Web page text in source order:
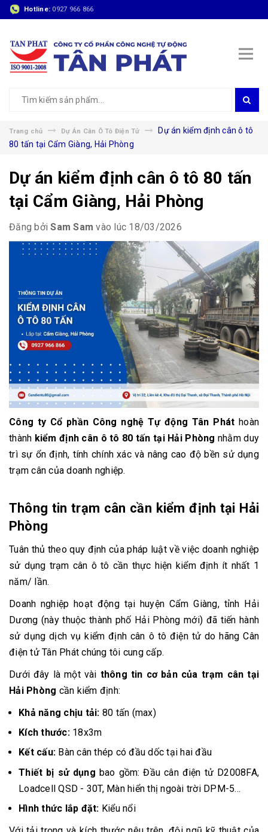
Hotline: 0927 966 866
Trang chủ Dự Án Cân Ô Tô Điện Tử
Dự án kiểm định cân ô tô
80 tấn tại Cẩm Giàng, Hải Phòng
Dự án kiểm định cân ô tô 80 tấn
tại Cẩm Giàng, Hải Phòng
Đăng bởiSam Sam vào lúc 18/03/2026
Công ty Cổ phần Công nghệ Tự động Tân Phát hoàn
thành kiểm định cân ô tô 80 tấn tại Hải Phòng nhằm duy
trì sự ổn định, tính chính xác và nâng cao độ bền sử dụng
trạm cân của doanh nghiệp.
Thông tin trạm cân cần kiểm định tại Hải
Phòng
Tuân thủ theo quy định của pháp luật về việc doanh nghiệp
sử dụng trạm cân ô tô cần thực hiện kiểm định ít nhất 1
năm/ lần.
Doanh nghiệp hoạt động tại huyện Cẩm Giàng, tỉnh Hải
Dương (này thuộc thành phố Hải Phòng mới) đã tiến hành
sử dụng dịch vụ kiểm định cân ô tô điện tử do hãng Cân
điện tử Tân Phát chúng tôi cung cấp.
Dưới đây là một vài thông tin cơ bản của trạm cân tại
Hải Phòng cần kiểm định:
Khả năng chịu tải: 80 tấn (max)
Kích thước:18x3m
Kết cấu: Bàn cân thép có đầu dốc tại hai đầu
Thiết bị sử dụng bao gồm: Đầu cân điện tử D2008FA,
Loadcell QSD - 30T, Màn hiển thị ngoài trời DPM-5...
Hình thức lắp đặt: Kiểu nổi